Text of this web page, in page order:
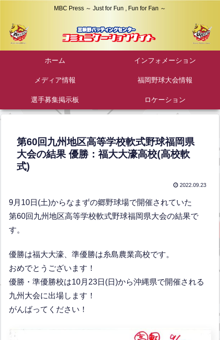
MBC Press ～ Just for Fun , Fun for Fan ～
ホーム インフォメーション
メディア情報 福岡野球大会情報
選手募集掲示板 ロケーション
第60回九州地区高等学校軟式野球福岡県
大会の結果 優勝：福大大濠高校(高校軟
式)
2022.09.23
9月10日(土)からなまずの郷野球場で開催されていた
第60回九州地区高等学校軟式野球福岡県大会の結果で
す。
優勝は福大大濠、準優勝は糸島農業高校です。
おめでとうございます！
優勝・準優勝校は10月23日(日)から沖縄県で開催される
九州大会に出場します！
がんばってください！